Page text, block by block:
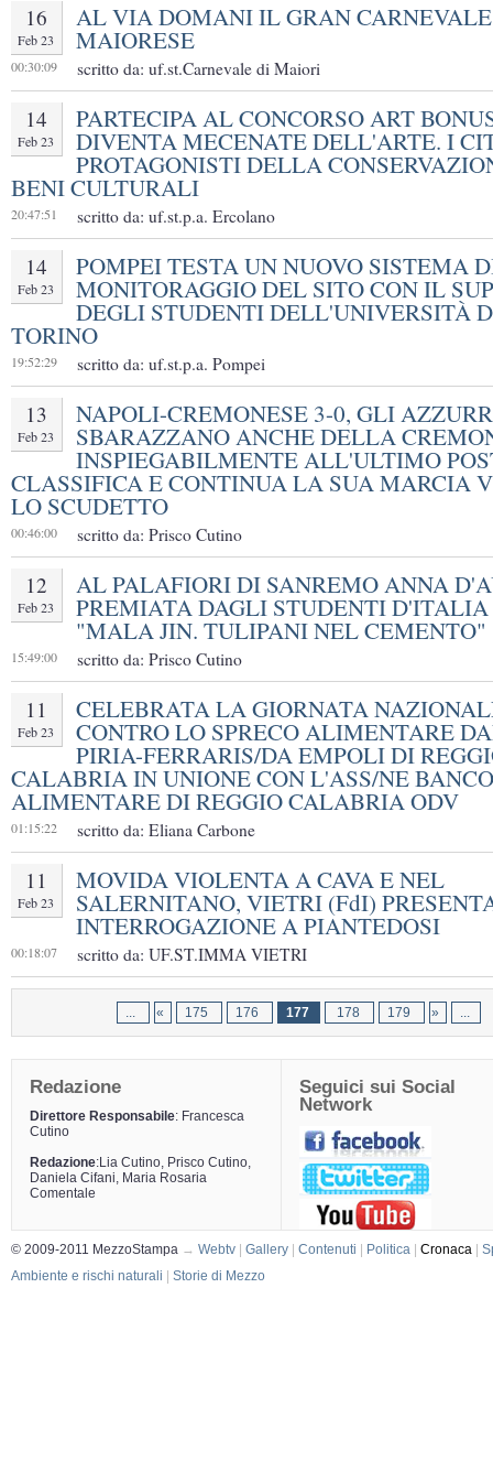
16
Feb 23
AL VIA DOMANI IL GRAN CARNEVALE
MAIORESE
00:30:09 scritto da: uf.st.Carnevale di Maiori
14
Feb 23
PARTECIPA AL CONCORSO ART
DIVENTA MECENATE DELL'ARTE. I
PROTAGONISTI DELLA
BENI CULTURALI
20:47:51 scritto da: uf.st.p.a. Ercolano
14
Feb 23
POMPEI TESTA UN NUOVO SISTEMA
MONITORAGGIO DEL SITO CON IL
DEGLI STUDENTI DELL'UNIVERSITÀ
TORINO
19:52:29 scritto da: uf.st.p.a. Pompei
13
Feb 23
NAPOLI-CREMONESE 3-0, GLI
SBARAZZANO ANCHE DELLA
INSPIEGABILMENTE ALL'ULTIMO
CLASSIFICA E CONTINUA LA SUA MARCIA
LO SCUDETTO
00:46:00 scritto da: Prisco Cutino
12
Feb 23
AL PALAFIORI DI SANREMO ANNA
PREMIATA DAGLI STUDENTI D'ITALIA
"MALA JIN. TULIPANI NEL CEMENTO"
15:49:00 scritto da: Prisco Cutino
11
Feb 23
CELEBRATA LA GIORNATA
CONTRO LO SPRECO ALIMENTARE
PIRIA-FERRARIS/DA EMPOLI DI
CALABRIA IN UNIONE CON L'ASS/NE BANCO
ALIMENTARE DI REGGIO CALABRIA ODV
01:15:22 scritto da: Eliana Carbone
11
Feb 23
MOVIDA VIOLENTA A CAVA E NEL
SALERNITANO, VIETRI (FdI)
INTERROGAZIONE A PIANTEDOSI
00:18:07 scritto da: UF.ST.IMMA VIETRI
... « 175 176 177 178 179 » ...
Redazione
Direttore Responsabile: Francesca
Cutino
Redazione:Lia Cutino, Prisco Cutino,
Daniela Cifani, Maria Rosaria
Comentale
Seguici sui Social
Network
© 2009-2011 MezzoStampa → Webtv Gallery Contenuti Politica Cronaca
Ambiente e rischi naturali Storie di Mezzo